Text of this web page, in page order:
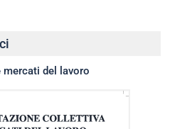
del lavoro